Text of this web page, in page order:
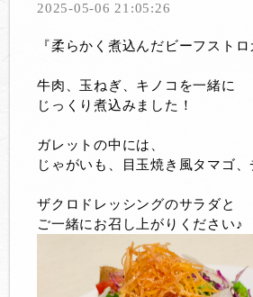
2025-05-06 21:05:26
『柔らかく煮込んだビーフストロ
牛肉、玉ねぎ、キノコを一緒に
じっくり煮込みました！
ガレットの中には、
じゃがいも、目玉焼き風タマゴ、
ザクロドレッシングのサラダと
ご一緒にお召し上がりください♪